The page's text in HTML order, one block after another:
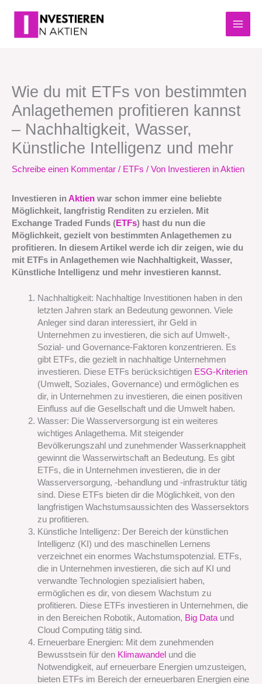
Wie du mit ETFs von bestimmten
Anlagethemen profitieren kannst
– Nachhaltigkeit, Wasser,
Künstliche Intelligenz und mehr
Schreibe einen Kommentar / ETFs / Von Investieren in Aktien
Investieren inAktien war schon immer eine beliebte
Möglichkeit, langfristig Renditen zu erzielen. Mit
Exchange Traded Funds (ETFs) hast du nun die
Möglichkeit, gezielt von bestimmten Anlagethemen zu
profitieren. In diesem Artikel werde ich dir zeigen, wie du
mit ETFs in Anlagethemen wie Nachhaltigkeit, Wasser,
Künstliche Intelligenz und mehr investieren kannst.
Nachhaltigkeit: Nachhaltige Investitionen haben in den
letzten Jahren stark an Bedeutung gewonnen. Viele
Anleger sind daran interessiert, ihr Geld in
Unternehmen zu investieren, die sich auf Umwelt-,
Sozial- und Governance-Faktoren konzentrieren. Es
gibt ETFs, die gezielt in nachhaltige Unternehmen
investieren. Diese ETFs berücksichtigen ESG-Kriterien
(Umwelt, Soziales, Governance) und ermöglichen es
dir, in Unternehmen zu investieren, die einen positiven
Einfluss auf die Gesellschaft und die Umwelt haben.
Wasser: Die Wasserversorgung ist ein weiteres
wichtiges Anlagethema. Mit steigender
Bevölkerungszahl und zunehmender Wasserknappheit
gewinnt die Wasserwirtschaft an Bedeutung. Es gibt
ETFs, die in Unternehmen investieren, die in der
Wasserversorgung, -behandlung und -infrastruktur tätig
sind. Diese ETFs bieten dir die Möglichkeit, von den
langfristigen Wachstumsaussichten des Wassersektors
zu profitieren.
Künstliche Intelligenz: Der Bereich der künstlichen
Intelligenz (KI) und des maschinellen Lernens
verzeichnet ein enormes Wachstumspotenzial. ETFs,
die in Unternehmen investieren, die sich auf KI und
verwandte Technologien spezialisiert haben,
ermöglichen es dir, von diesem Wachstum zu
profitieren. Diese ETFs investieren in Unternehmen, die
in den Bereichen Robotik, Automation, Big Dataund
Cloud Computing tätig sind.
Erneuerbare Energien: Mit dem zunehmenden
Bewusstsein für den Klimawandel und die
Notwendigkeit, auf erneuerbare Energien umzusteigen,
bieten ETFs im Bereich der erneuerbaren Energien eine